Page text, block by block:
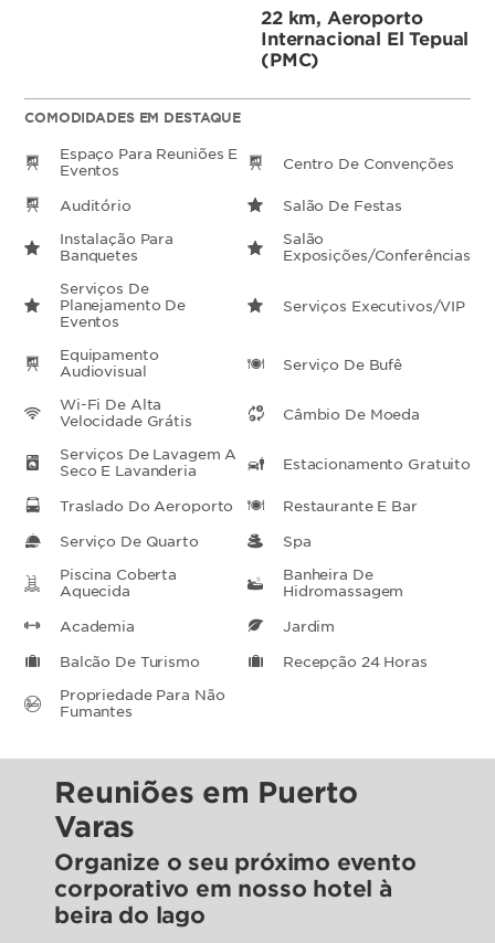
22 km, Aeroporto
Internacional El Tepual
(PMC)
COMODIDADES EM DESTAQUE
Espaço Para Reuniões E
Eventos
Centro De Convenções
Auditório
Salão De Festas
Instalação Para
Banquetes
Salão
Exposições/Conferências
Serviços De
Planejamento De
Eventos
Serviços Executivos/VIP
Equipamento
Audiovisual
Serviço De Bufê
Wi-Fi De Alta
Velocidade Grátis
Câmbio De Moeda
Serviços De Lavagem A
Seco E Lavanderia
Estacionamento Gratuito
Traslado Do Aeroporto Restaurante E Bar
Serviço De Quarto
Spa
Piscina Coberta
Aquecida
Banheira De
Hidromassagem
Academia Jardim
Balcão De Turismo
Recepção 24 Horas
Propriedade Para Não
Fumantes
Reuniões em Puerto
Varas
Organize o seu próximo evento
corporativo em nosso hotel à
beira do lago